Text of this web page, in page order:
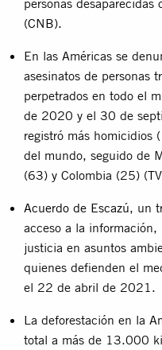
(CNB).
En las Américas se
asesinatos de personas
perpetrados en todo el
de 2020 y el 30 de
registró más homicidios
del mundo, seguido de
(63) y Colombia (25) (
Acuerdo de Escazú, un
acceso a la
justicia en asuntos
quienes defienden el
el 22 de abril de 2021.
La deforestación en la
total a más de 13.000